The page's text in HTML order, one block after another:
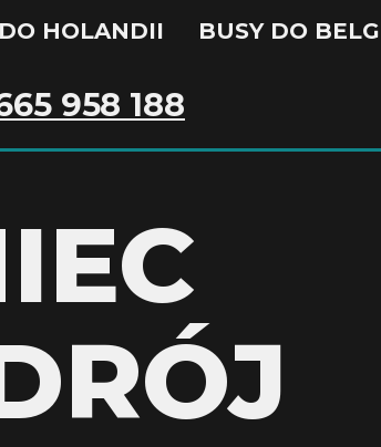
HOLANDII BUSY DO
958 188